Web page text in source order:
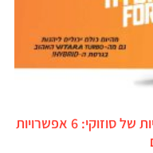
הוצג הסדר פשרה בפרשת ההיברידיות של סוזוקי: 6 אפשרויות